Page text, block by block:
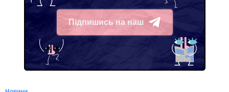
Підпишись на наш
Telegram